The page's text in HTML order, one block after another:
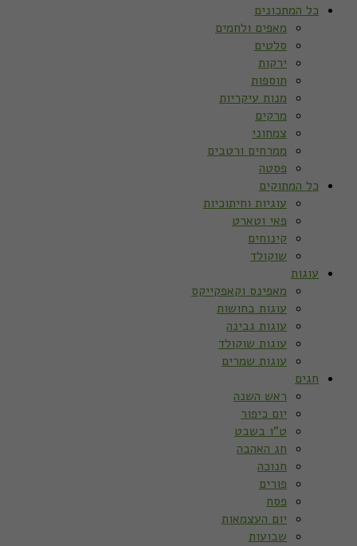
כל המתכונים
מאפים ולחמים
סלטים
ירקות
תוספות
מנות עיקריות
מרקים
צמחוני
ממרחים ורטבים
פסטה
כל המתוקים
עוגיות וחיתוכיות
פאי וטארט
קינוחים
שוקולד
עוגות
מאפינס וקאפקייקס
עוגות בחושות
עוגות גבינה
עוגות שוקולד
עוגות שמרים
חגים
ראש השנה
יום כיפור
ט”ו בשבט
חג האהבה
חנוכה
פורים
פסח
יום העצמאות
שבועות